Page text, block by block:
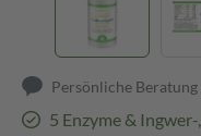
Persönliche Beratung
5 Enzyme &